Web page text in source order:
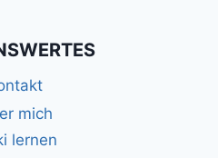
mich
lernen